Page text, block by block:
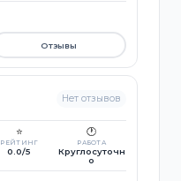
Отзывы
Нет отзывов
⭐
РЕЙТИНГ
0.0/5
🕐
РАБОТА
Круглосуточн
о